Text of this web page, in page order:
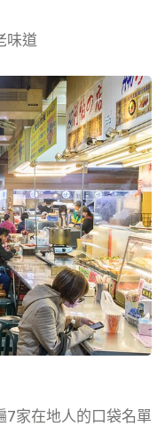
味道
7家在地人的口袋名單